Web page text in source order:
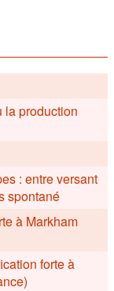
la production
: entre versant
spontané
à Markham
forte à